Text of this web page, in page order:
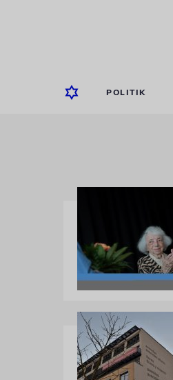
POLITIK